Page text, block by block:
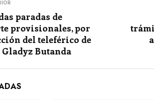
paradas de
provisionales, por
del teleférico de
Butanda